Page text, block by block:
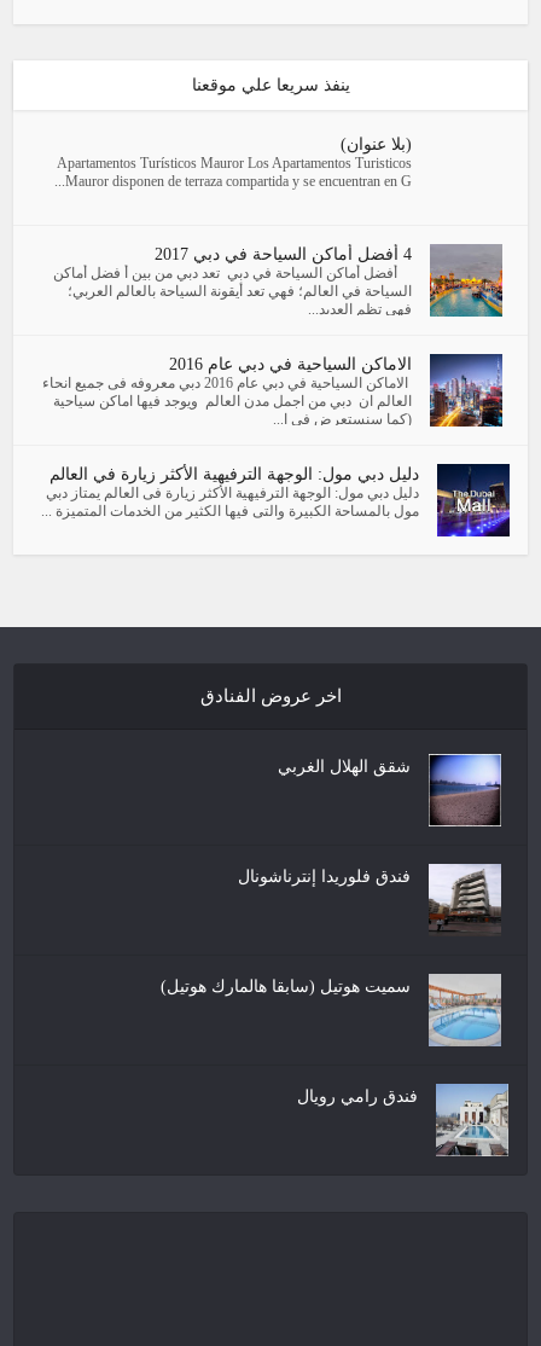
ينفذ سريعا علي موقعنا
(بلا عنوان)
Apartamentos Turísticos Mauror Los Apartamentos Turisticos
Mauror disponen de terraza compartida y se encuentran en G...
أفضل أماكن السياحة في دبي تعد دبي من بين أ فضل أماكن
السياحة في العالم؛ فهي تعد أيقونة السياحة بالعالم العربي؛
فهي تظم العديد...
الاماكن السياحية في دبي عام 2016
الاماكن السياحية في دبي عام 2016 دبي معروفه فى جميع انحاء
العالم ان دبي من اجمل مدن العالم ويوجد فيها اماكن سياحية
(كما سنستعرض فى ا...
دليل دبي مول: الوجهة الترفيهية الأكثر زيارة في العالم
دليل دبي مول: الوجهة الترفيهية الأكثر زيارة فى العالم يمتاز دبي
مول بالمساحة الكبيرة والتى فيها الكثير من الخدمات المتميزة ...
اخر عروض الفنادق
شقق الهلال الغربي
فندق فلوريدا إنترناشونال
سميت هوتيل (سابقا هالمارك هوتيل)
فندق رامي رويال